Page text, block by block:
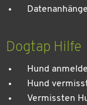
Dogtap Hilfe
Hund
Hund
Vermissten